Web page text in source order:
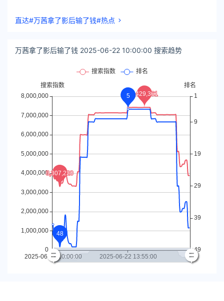
直达#万茜拿了影后输了钱#热点
万茜拿了影后输了钱 2025-06-22 10:00:00 搜索趋势